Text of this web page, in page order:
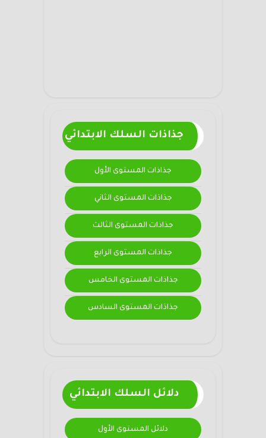
جذاذات السلك الابتدائي
جذاذات المستوى الأول
جذاذات المستوى الثاني
جذاذات المستوى الثالث
جذاذات المستوى الرابع
جذاذات المستوى الخامس
جذاذات المستوى السادس
دلائل السلك الابتدائي
دلائل المستوى الأول